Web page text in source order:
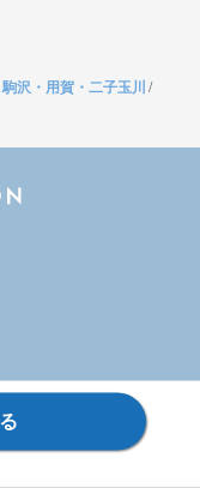
沢・用賀・二子玉川 /